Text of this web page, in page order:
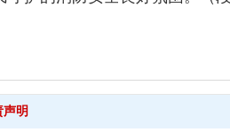
明